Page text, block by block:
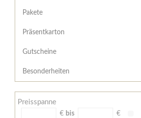
/
Widerrufsformular
AGB
Zahlungsbedingungen
Meine
Pakete
Präsentkarton
Gutscheine
Besonderheiten
Preisspanne
€ bis €